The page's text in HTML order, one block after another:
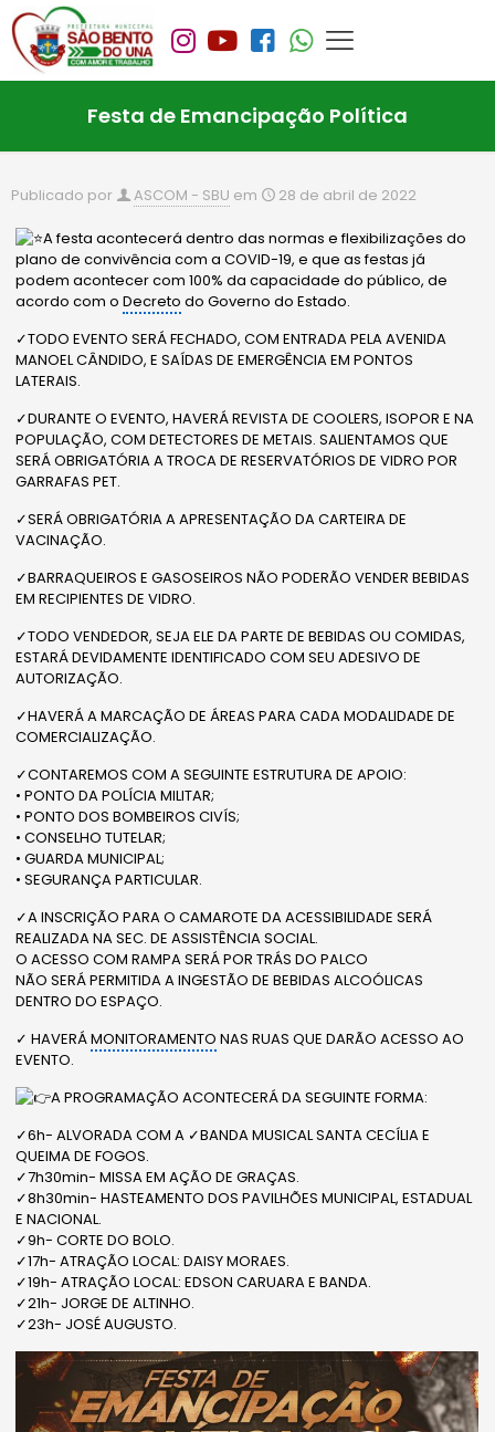
Festa de Emancipação Política
Publicado por ASCOM - SBU em 28 de abril de 2022
A festa acontecerá dentro das normas e flexibilizações do
plano de convivência com a COVID-19, e que as festas já
podem acontecer com 100% da capacidade do público, de
acordo com oDecreto do Governo do Estado.
✓TODO EVENTO SERÁ FECHADO, COM ENTRADA PELA AVENIDA
MANOEL CÂNDIDO, E SAÍDAS DE EMERGÊNCIA EM PONTOS
LATERAIS.
✓DURANTE O EVENTO, HAVERÁ REVISTA DE COOLERS, ISOPOR E NA
POPULAÇÃO, COM DETECTORES DE METAIS. SALIENTAMOS QUE
SERÁ OBRIGATÓRIA A TROCA DE RESERVATÓRIOS DE VIDRO POR
GARRAFAS PET.
✓SERÁ OBRIGATÓRIA A APRESENTAÇÃO DA CARTEIRA DE
VACINAÇÃO.
✓BARRAQUEIROS E GASOSEIROS NÃO PODERÃO VENDER BEBIDAS
EM RECIPIENTES DE VIDRO.
✓TODO VENDEDOR, SEJA ELE DA PARTE DE BEBIDAS OU COMIDAS,
ESTARÁ DEVIDAMENTE IDENTIFICADO COM SEU ADESIVO DE
AUTORIZAÇÃO.
✓HAVERÁ A MARCAÇÃO DE ÁREAS PARA CADA MODALIDADE DE
COMERCIALIZAÇÃO.
✓CONTAREMOS COM A SEGUINTE ESTRUTURA DE APOIO:
• PONTO DA POLÍCIA MILITAR;
• PONTO DOS BOMBEIROS CIVÍS;
• CONSELHO TUTELAR;
• GUARDA MUNICIPAL;
• SEGURANÇA PARTICULAR.
✓A INSCRIÇÃO PARA O CAMAROTE DA ACESSIBILIDADE SERÁ
REALIZADA NA SEC. DE ASSISTÊNCIA SOCIAL.
O ACESSO COM RAMPA SERÁ POR TRÁS DO PALCO
NÃO SERÁ PERMITIDA A INGESTÃO DE BEBIDAS ALCOÓLICAS
DENTRO DO ESPAÇO.
✓ HAVERÁMONITORAMENTO NAS RUAS QUE DARÃO ACESSO AO
EVENTO.
A PROGRAMAÇÃO ACONTECERÁ DA SEGUINTE FORMA:
✓6h- ALVORADA COM A ✓BANDA MUSICAL SANTA CECÍLIA E
QUEIMA DE FOGOS.
✓7h30min- MISSA EM AÇÃO DE GRAÇAS.
✓8h30min- HASTEAMENTO DOS PAVILHÕES MUNICIPAL, ESTADUAL
E NACIONAL.
✓9h- CORTE DO BOLO.
✓17h- ATRAÇÃO LOCAL: DAISY MORAES.
✓19h- ATRAÇÃO LOCAL: EDSON CARUARA E BANDA.
✓21h- JORGE DE ALTINHO.
✓23h- JOSÉ AUGUSTO.